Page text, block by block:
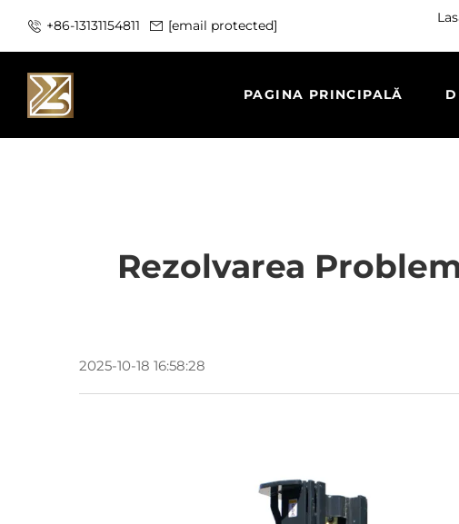
+86-13131154811 [email protected]
PAGINA PRINCIPALĂ
Rezolvarea
2025-10-18 16:58:28